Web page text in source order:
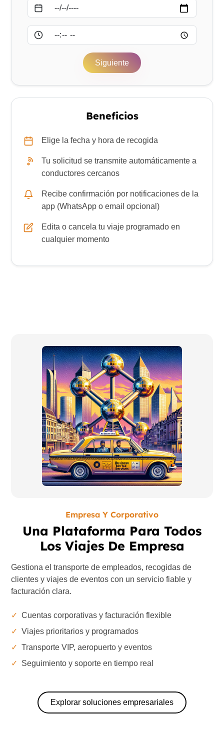
Siguiente
Beneficios
Elige la fecha y hora de recogida
Tu solicitud se transmite automáticamente a
conductores cercanos
Recibe confirmación por notificaciones de la
app (WhatsApp o email opcional)
Edita o cancela tu viaje programado en
cualquier momento
Empresa Y Corporativo
Una Plataforma Para Todos
Los Viajes De Empresa
Gestiona el transporte de empleados, recogidas de
clientes y viajes de eventos con un servicio fiable y
facturación clara.
✓
Cuentas corporativas y facturación flexible
✓
Viajes prioritarios y programados
✓
Transporte VIP, aeropuerto y eventos
✓
Seguimiento y soporte en tiempo real
Explorar soluciones empresariales